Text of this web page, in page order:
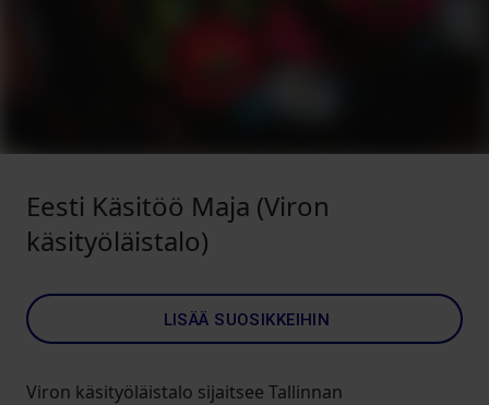
Eesti Käsitöö Maja (Viron
käsityöläistalo)
LISÄÄ SUOSIKKEIHIN
Viron käsityöläistalo sijaitsee Tallinnan